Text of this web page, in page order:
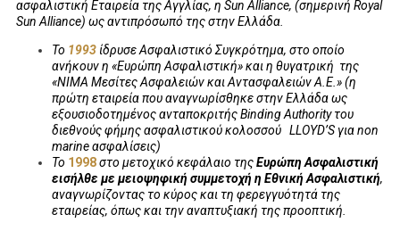
ασφαλιστική Εταιρεία της Αγγλίας, η Sun Alliance, (σημερινή Royal
Sun Alliance) ως αντιπρόσωπό της στην Ελλάδα.
Το 1993ίδρυσε Ασφαλιστικό Συγκρότημα, στο οποίο
ανήκουν η «Ευρώπη Ασφαλιστική» και η θυγατρική της
«ΝΙΜΑ Μεσίτες Ασφαλειών και Αντασφαλειών Α.Ε.» (η
πρώτη εταιρεία που αναγνωρίσθηκε στην Ελλάδα ως
εξουσιοδοτημένος ανταποκριτήςBindingAuthorityτου
διεθνούς φήμης ασφαλιστικού κολοσσού LLOYD’Sγιαnon
marineασφαλίσεις)
Το 1998στο μετοχικό κεφάλαιο τηςΕυρώπη Ασφαλιστική
εισήλθε με μειοψηφική συμμετοχή η Εθνική Ασφαλιστική,
αναγνωρίζοντας το κύρος και τη φερεγγυότητά της
εταιρείας, όπως και την αναπτυξιακή της προοπτική.